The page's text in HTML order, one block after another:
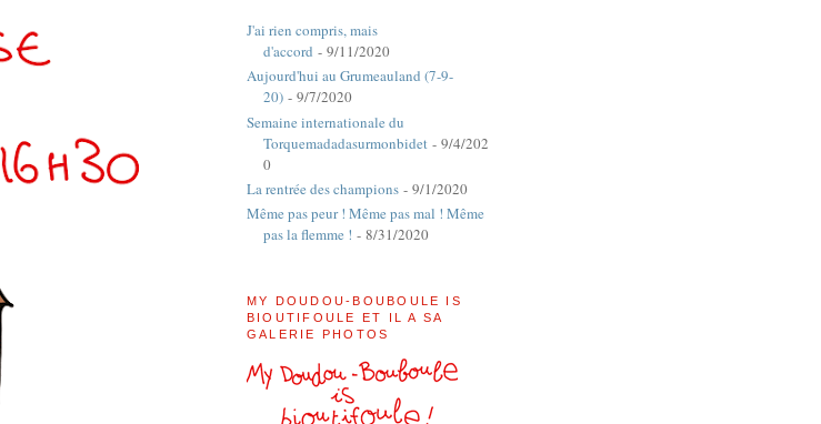
J'ai rien compris, mais
d'accord - 9/11/2020
Aujourd'hui au Grumeauland (7-9-
20) - 9/7/2020
Semaine internationale du
Torquemadadasurmonbidet - 9/4/202
0
La rentrée des champions - 9/1/2020
Même pas peur ! Même pas mal ! Même
pas la flemme ! - 8/31/2020
MY DOUDOU-BOUBOULE IS
BIOUTIFOULE ET IL A SA
GALERIE PHOTOS